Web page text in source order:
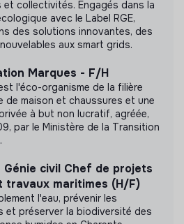
et collectivités. Engagés dans la
avec le Label RGE,
des solutions innovantes, des
aux smart grids.
Marques - F/H
l'éco-organisme de la filière
de maison et chaussures et une
à but non lucratif, agréée,
par le Ministère de la Transition
Génie civil Chef de projets
travaux maritimes (H/F)
l'eau, prévenir les
et préserver la biodiversité des